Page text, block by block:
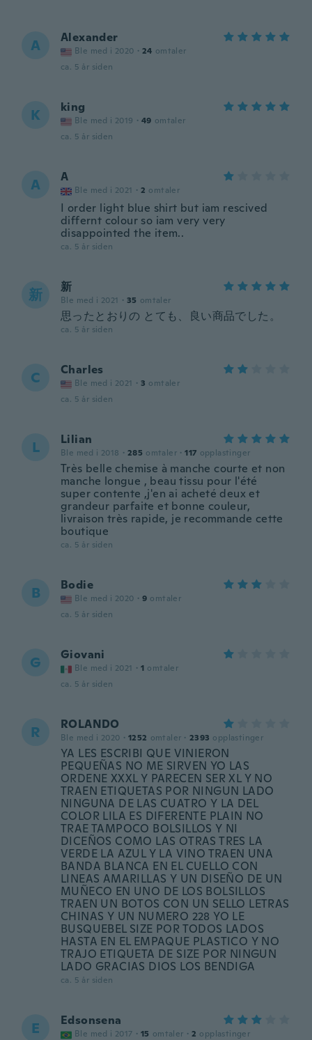
A Alexander
Ble med i 2020 · 24 omtaler
ca. 5 år siden
K king
Ble med i 2019 · 49 omtaler
ca. 5 år siden
A A
Ble med i 2021 · 2 omtaler
I order light blue shirt but iam rescived
differnt colour so iam very very
disappointed the item..
ca. 5 år siden
新 新
Ble med i 2021 · 35 omtaler
思ったとおりの とても、良い商品でした。
ca. 5 år siden
C Charles
Ble med i 2021 · 3 omtaler
ca. 5 år siden
L Lilian
Ble med i 2018 · 285 omtaler · 117 opplastinger
Très belle chemise à manche courte et non
manche longue , beau tissu pour l'été
super contente ,j'en ai acheté deux et
grandeur parfaite et bonne couleur,
livraison très rapide, je recommande cette
boutique
ca. 5 år siden
B Bodie
Ble med i 2020 · 9 omtaler
ca. 5 år siden
G Giovani
Ble med i 2021 · 1 omtaler
ca. 5 år siden
R ROLANDO
Ble med i 2020 · 1252 omtaler · 2393 opplastinger
YA LES ESCRIBI QUE VINIERON
PEQUEÑAS NO ME SIRVEN YO LAS
ORDENE XXXL Y PARECEN SER XL Y NO
TRAEN ETIQUETAS POR NINGUN LADO
NINGUNA DE LAS CUATRO Y LA DEL
COLOR LILA ES DIFERENTE PLAIN NO
TRAE TAMPOCO BOLSILLOS Y NI
DICEÑOS COMO LAS OTRAS TRES LA
VERDE LA AZUL Y LA VINO TRAEN UNA
BANDA BLANCA EN EL CUELLO CON
LINEAS AMARILLAS Y UN DISEÑO DE UN
MUÑECO EN UNO DE LOS BOLSILLOS
TRAEN UN BOTOS CON UN SELLO LETRAS
CHINAS Y UN NUMERO 228 YO LE
BUSQUEBEL SIZE POR TODOS LADOS
HASTA EN EL EMPAQUE PLASTICO Y NO
TRAJO ETIQUETA DE SIZE POR NINGUN
LADO GRACIAS DIOS LOS BENDIGA
ca. 5 år siden
E Edsonsena
Ble med i 2017 · 15 omtaler · 2 opplastinger